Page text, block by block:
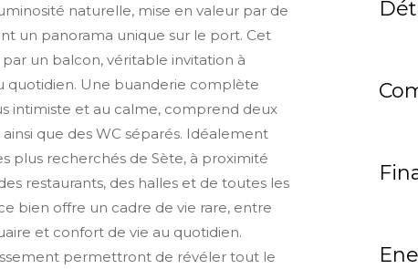
naturelle, mise en valeur par de
un panorama unique sur le port. Cet
un balcon, véritable invitation à
quotidien. Une buanderie complète
intimiste et au calme, comprend deux
que des WC séparés. Idéalement
plus recherchés de Sète, à proximité
restaurants, des halles et de toutes les
bien offre un cadre de vie rare, entre
et confort de vie au quotidien.
permettront de révéler tout le